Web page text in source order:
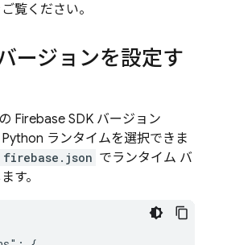
覧ください。
ージョンを設定す
の Firebase SDK バージョン
ランタイムを選択できま
firebase.json でランタイム バ
す。